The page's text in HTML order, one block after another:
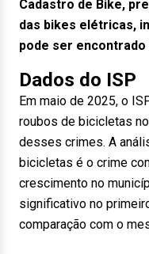
Cadastro de Bike,
das bikes elétricas,
pode ser
Dados do ISP
Em maio de 2025, o
roubos de bicicletas
desses crimes. A
bicicletas é o crime
crescimento no
significativo no
comparação com o